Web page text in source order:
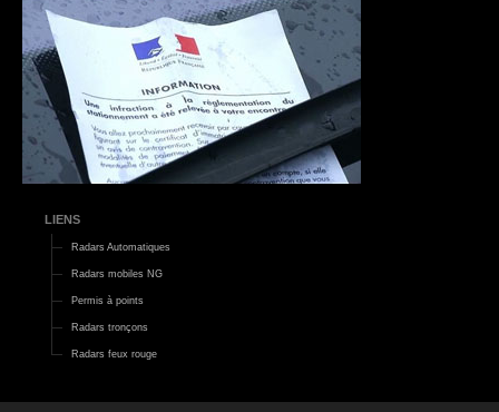
LIENS
Radars Automatiques
Radars mobiles NG
Permis à points
Radars tronçons
Radars feux rouge